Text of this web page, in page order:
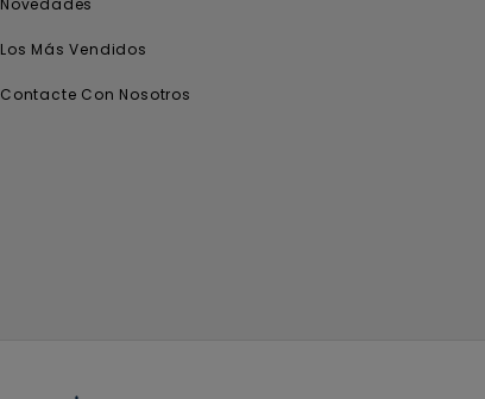
Los Más Vendidos
Contacte Con Nosotros